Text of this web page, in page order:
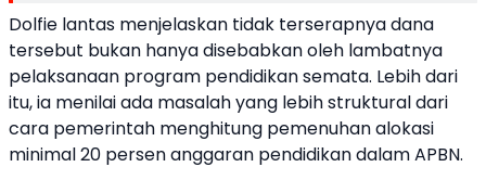
Dolfie lantas menjelaskan tidak terserapnya dana
tersebut bukan hanya disebabkan oleh lambatnya
pelaksanaan program pendidikan semata. Lebih dari
itu, ia menilai ada masalah yang lebih struktural dari
cara pemerintah menghitung pemenuhan alokasi
minimal 20 persen anggaran pendidikan dalam APBN.